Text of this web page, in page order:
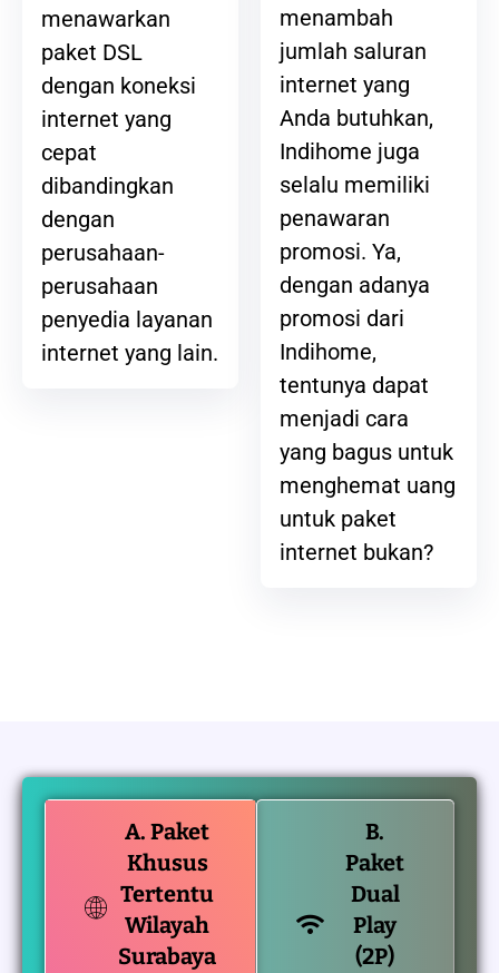
menawarkan
paket DSL
dengan koneksi
internet yang
cepat
dibandingkan
dengan
perusahaan-
perusahaan
penyedia layanan
internet yang lain.
menambah
jumlah saluran
internet yang
Anda butuhkan,
Indihome juga
selalu memiliki
penawaran
promosi. Ya,
dengan adanya
promosi dari
Indihome,
tentunya dapat
menjadi cara
yang bagus untuk
menghemat uang
untuk paket
internet bukan?
A. Paket
Khusus
Tertentu
Wilayah
Surabaya
B.
Paket
Dual
Play
(2P)